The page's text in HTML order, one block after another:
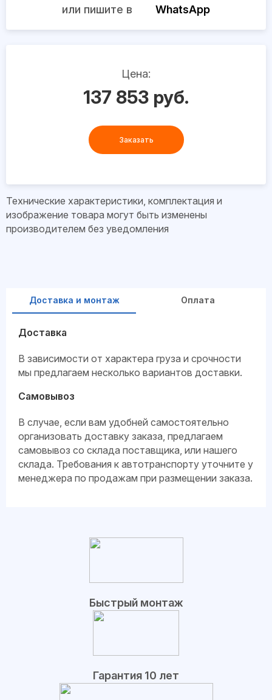
или пишите в
WhatsApp
Цена:
137 853 руб.
Заказать
Технические характеристики, комплектация и
изображение товара могут быть изменены
производителем без уведомления
Доставка и монтаж Оплата
Доставка
В зависимости от характера груза и срочности
мы предлагаем несколько вариантов доставки.
Самовывоз
В случае, если вам удобней самостоятельно
организовать доставку заказа, предлагаем
самовывоз со склада поставщика, или нашего
склада. Требования к автотранспорту уточните у
менеджера по продажам при размещении заказа.
Быстрый монтаж
Гарантия 10 лет